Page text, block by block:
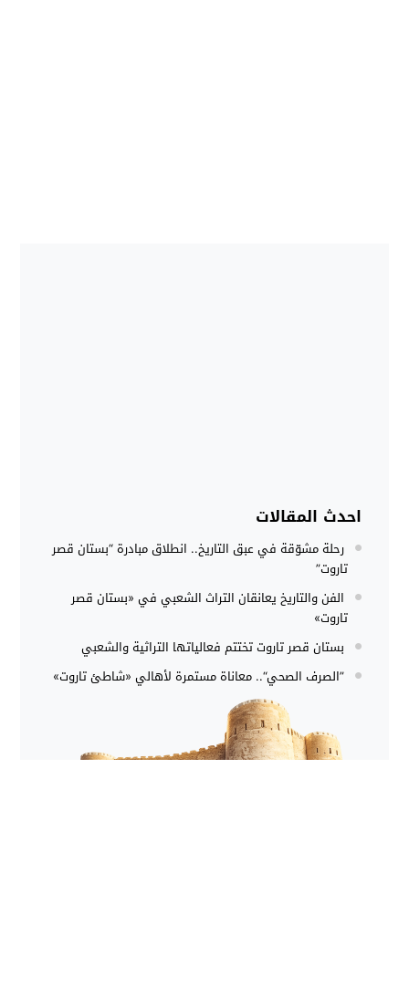
احدث المقالات
رحلة مشوّقة في عبق التاريخ.. انطلاق مبادرة “بستان قصر
تاروت”
الفن والتاريخ يعانقان التراث الشعبي في «بستان قصر
تاروت»
بستان قصر تاروت تختتم فعالياتها التراثية والشعبي
”الصرف الصحي“.. معاناة مستمرة لأهالي «شاطئ تاروت»